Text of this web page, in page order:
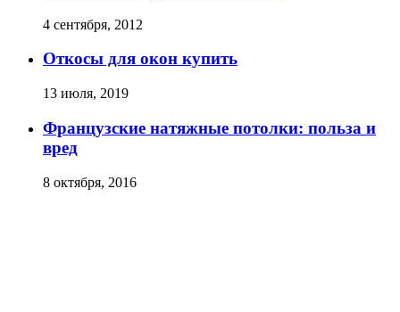
4 сентября, 2012
Откосы для окон купить
13 июля, 2019
Французские натяжные потолки: польза и
вред
8 октября, 2016